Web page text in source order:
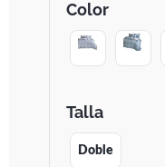
Color
Talla
Doble